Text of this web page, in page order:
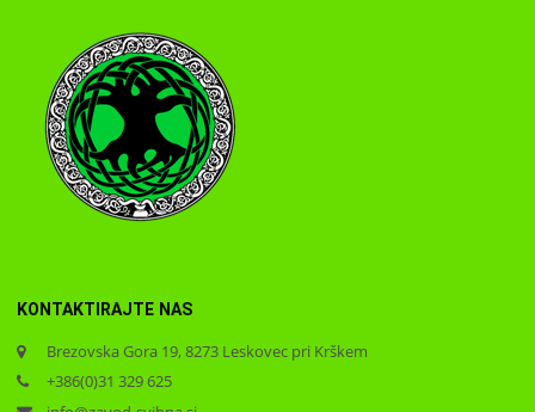
KONTAKTIRAJTE NAS
Brezovska Gora 19, 8273 Leskovec pri Krškem
+386(0)31 329 625